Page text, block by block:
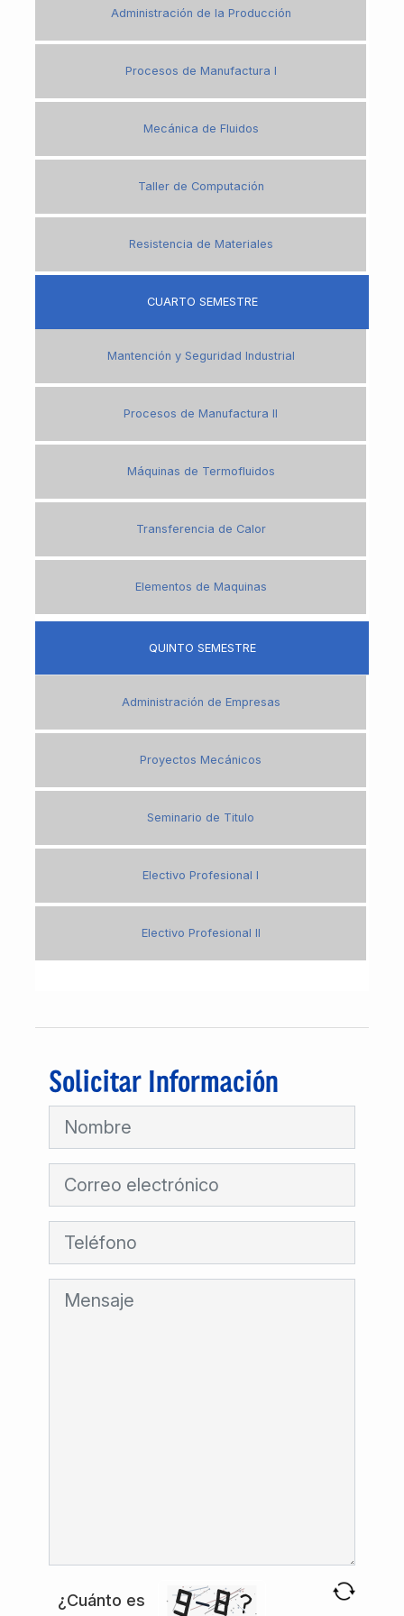
Administración de la Producción
Procesos de Manufactura I
Mecánica de Fluidos
Taller de Computación
Resistencia de Materiales
CUARTO SEMESTRE
Mantención y Seguridad Industrial
Procesos de Manufactura II
Máquinas de Termofluidos
Transferencia de Calor
Elementos de Maquinas
QUINTO SEMESTRE
Administración de Empresas
Proyectos Mecánicos
Seminario de Titulo
Electivo Profesional I
Electivo Profesional II
Solicitar Información
¿Cuánto es